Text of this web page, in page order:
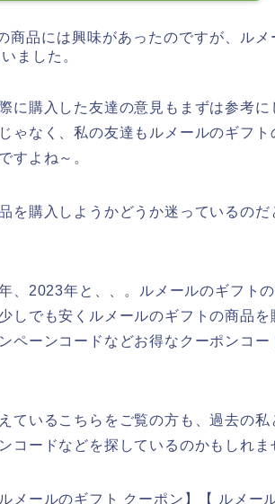
商品には興味があったのですが、ルメ
ました。
に購入した友達の意見もまずは参考に
ゃなく、私の友達もルメールのギフト
すよね～。
を購入しようかどうか迷っているのだ
、2023年と、、。ルメールのギフト
しでも安くルメールのギフトの商品を
ペーンコードなどお得なクーポンコー
ているこちらをご覧の方も、過去の私
コードなどを探しているのかもしれま
メールのギフト クーポン】【 ルメー